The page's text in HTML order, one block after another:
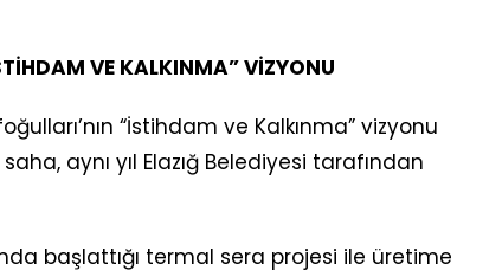
VE KALKINMA” VİZYONU
“İstihdam ve Kalkınma” vizyonu
aynı yıl Elazığ Belediyesi tarafından
başlattığı termal sera projesi ile üretime